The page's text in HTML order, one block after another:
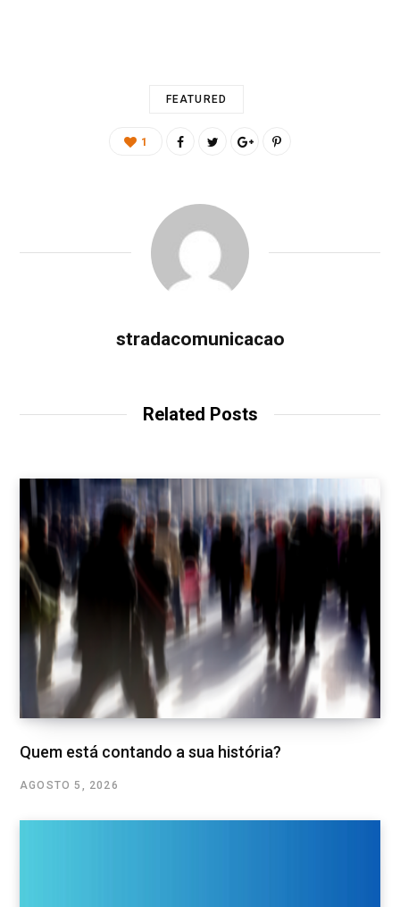
FEATURED
1
stradacomunicacao
Related Posts
Quem está contando a sua história?
AGOSTO 5, 2026